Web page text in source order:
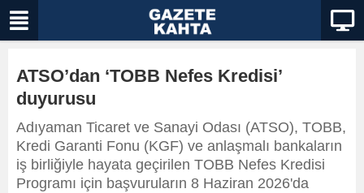
ATSO’dan ‘TOBB Nefes Kredisi’
duyurusu
Adıyaman Ticaret ve Sanayi Odası (ATSO), TOBB,
Kredi Garanti Fonu (KGF) ve anlaşmalı bankaların
iş birliğiyle hayata geçirilen TOBB Nefes Kredisi
Programı için başvuruların 8 Haziran 2026'da